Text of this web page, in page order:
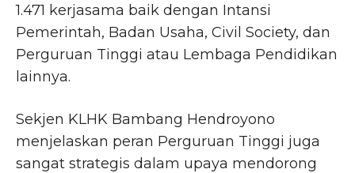
1.471 kerjasama baik dengan Intansi
Pemerintah, Badan Usaha, Civil Society, dan
Perguruan Tinggi atau Lembaga Pendidikan
lainnya.
Sekjen KLHK Bambang Hendroyono
menjelaskan peran Perguruan Tinggi juga
sangat strategis dalam upaya mendorong